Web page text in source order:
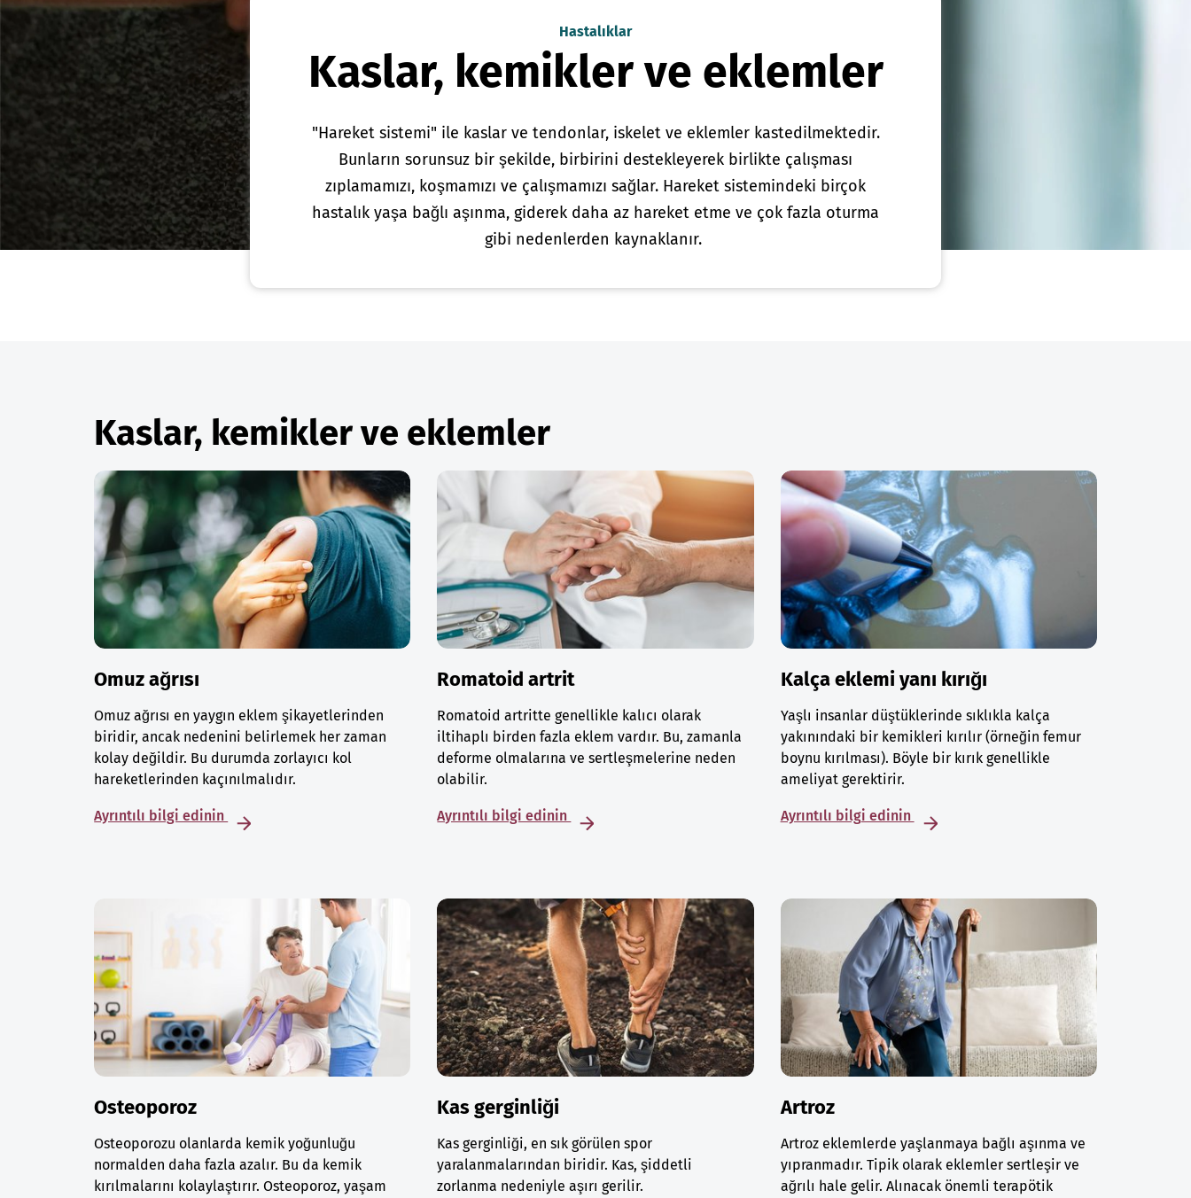
Hastalıklar
Kaslar, kemikler ve eklemler
"Hareket sistemi" ile kaslar ve tendonlar, iskelet ve eklemler kastedilmektedir.
Bunların sorunsuz bir şekilde, birbirini destekleyerek birlikte çalışması
zıplamamızı, koşmamızı ve çalışmamızı sağlar. Hareket sistemindeki birçok
hastalık yaşa bağlı aşınma, giderek daha az hareket etme ve çok fazla oturma
gibi nedenlerden kaynaklanır.
Kaslar, kemikler ve eklemler
Omuz ağrısı
Omuz ağrısı en yaygın eklem şikayetlerinden
biridir, ancak nedenini belirlemek her zaman
kolay değildir. Bu durumda zorlayıcı kol
hareketlerinden kaçınılmalıdır.
Ayrıntılı bilgi edinin
Romatoid artrit
Romatoid artritte genellikle kalıcı olarak
iltihaplı birden fazla eklem vardır. Bu, zamanla
deforme olmalarına ve sertleşmelerine neden
olabilir.
Ayrıntılı bilgi edinin
Kalça eklemi yanı kırığı
Yaşlı insanlar düştüklerinde sıklıkla kalça
yakınındaki bir kemikleri kırılır (örneğin femur
boynu kırılması). Böyle bir kırık genellikle
ameliyat gerektirir.
Ayrıntılı bilgi edinin
Osteoporoz
Osteoporozu olanlarda kemik yoğunluğu
normalden daha fazla azalır. Bu da kemik
kırılmalarını kolaylaştırır. Osteoporoz, yaşam
Kas gerginliği
Kas gerginliği, en sık görülen spor
yaralanmalarından biridir. Kas, şiddetli
zorlanma nedeniyle aşırı gerilir.
Artroz
Artroz eklemlerde yaşlanmaya bağlı aşınma ve
yıpranmadır. Tipik olarak eklemler sertleşir ve
ağrılı hale gelir. Alınacak önemli terapötik